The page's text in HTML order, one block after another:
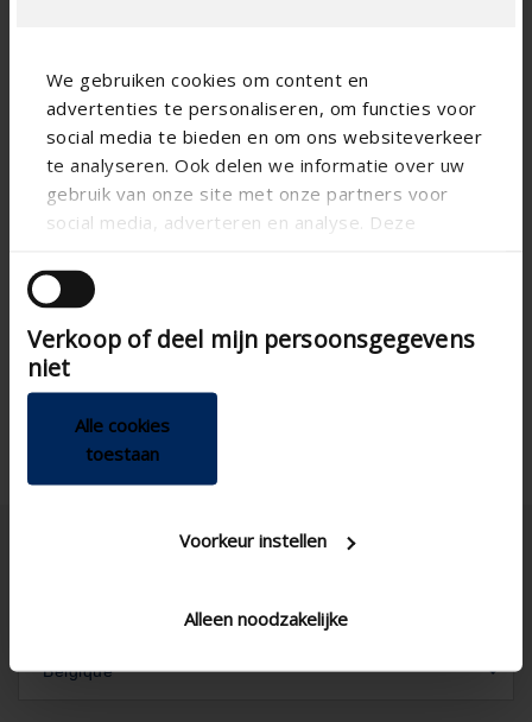
We gebruiken cookies om content en
advertenties te personaliseren, om functies voor
social media te bieden en om ons websiteverkeer
te analyseren. Ook delen we informatie over uw
gebruik van onze site met onze partners voor
social media, adverteren en analyse. Deze
andere informatie die u aan ze heeft verstrekt of
die ze hebben verzameld op basis van uw gebruik
van hun services.
Verkoop of deel mijn persoonsgegevens
niet
Alle cookies
toestaan
Voorkeur instellen
Alleen noodzakelijke
Alignement
Alignement horizontal
Matière
Aluminium
Forme de lame
Aero
Type de bâtiment
Appartement , Hôpital ,
Type de concept
SS Type de lame SS Variant
Ica400h3
Type de fenêtre
Belgique